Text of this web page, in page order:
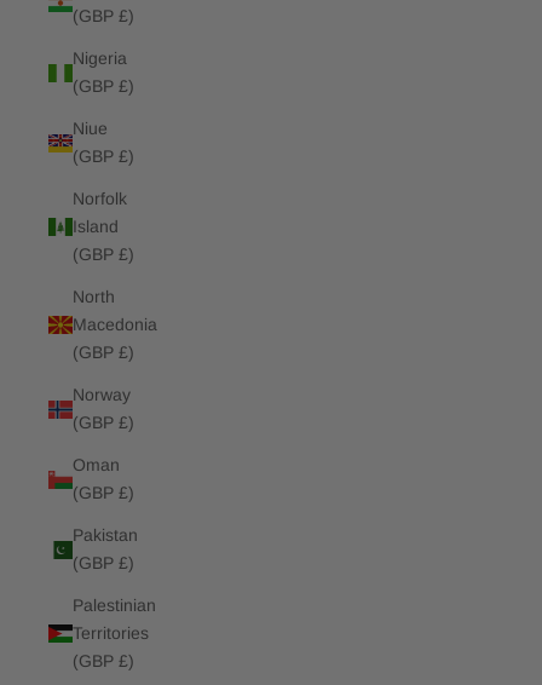
(GBP £)
Nigeria
(GBP £)
Niue
(GBP £)
Norfolk
Island
(GBP £)
North
Macedonia
(GBP £)
Norway
(GBP £)
Oman
(GBP £)
Pakistan
(GBP £)
Palestinian
Territories
(GBP £)